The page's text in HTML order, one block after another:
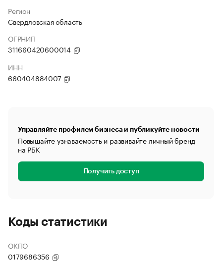
Регион
Свердловская область
ОГРНИП
311660420600014
ИНН
660404884007
Управляйте профилем бизнеса и публикуйте новости
Повышайте узнаваемость и развивайте личный бренд
на РБК
Получить доступ
Коды статистики
ОКПО
0179686356